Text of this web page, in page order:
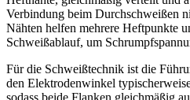
Verbindung beim Durchschweißen
Nähten helfen mehrere Heftpunkte
Schweißablauf, um
Für die Schweißtechnik ist die
den Elektrodenwinkel